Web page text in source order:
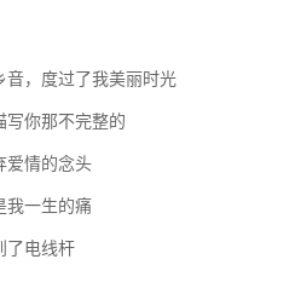
音，度过了我美丽时光
写你那不完整的
爱情的念头
我一生的痛
了电线杆